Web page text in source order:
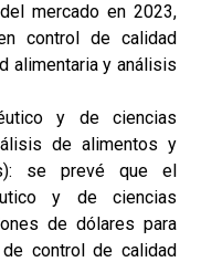
mercado en 2023,
control de calidad
alimentaria y análisis
y de ciencias
de alimentos y
se prevé que el
y de ciencias
de dólares para
control de calidad